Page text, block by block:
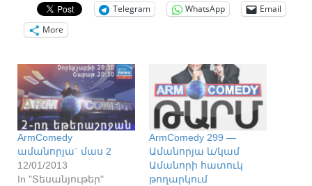
Telegram WhatsApp
Email
More
ArmComedy
ամանորյա` մաս 2
12/01/2013
In "Տեսանյութեր"
ArmComedy 299 —
Ամանորյա և/կամ
Ամանորի հատուկ
թողարկում